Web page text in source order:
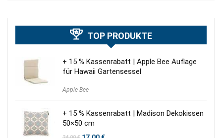
TOP PRODUKTE
+ 15 % Kassenrabatt | Apple Bee Auflage
für Hawaii Gartensessel
Apple Bee
+ 15 % Kassenrabatt | Madison Dekokissen
50×50 cm
Ursprünglicher
Aktueller